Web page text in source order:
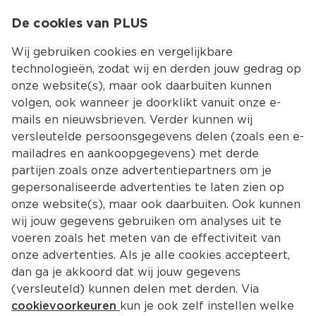
Kies jouw
Terug Producten
De cookies van PLUS
Wij gebruiken cookies en vergelijkbare
technologieën, zodat wij en derden jouw gedrag op
onze website(s), maar ook daarbuiten kunnen
volgen, ook wanneer je doorklikt vanuit onze e-
mails en nieuwsbrieven. Verder kunnen wij
versleutelde persoonsgegevens delen (zoals een e-
mailadres en aankoopgegevens) met derde
partijen zoals onze advertentiepartners om je
gepersonaliseerde advertenties te laten zien op
onze website(s), maar ook daarbuiten. Ook kunnen
wij jouw gegevens gebruiken om analyses uit te
voeren zoals het meten van de effectiviteit van
onze advertenties. Als je alle cookies accepteert,
dan ga je akkoord dat wij jouw gegevens
(versleuteld) kunnen delen met derden. Via
cookievoorkeuren kun je ook zelf instellen welke